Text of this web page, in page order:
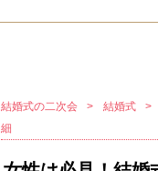
結婚式の二次会 結婚式
細